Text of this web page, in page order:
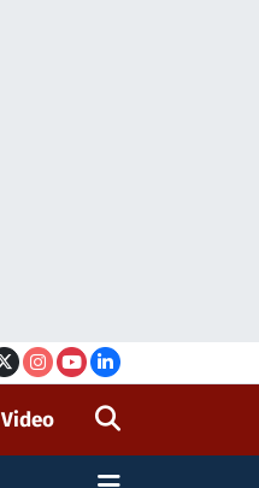
Video